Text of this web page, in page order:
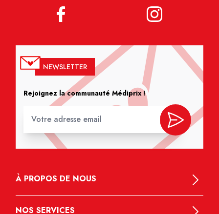
NEWSLETTER
Rejoignez la communauté Médiprix !
À PROPOS DE NOUS
NOS SERVICES